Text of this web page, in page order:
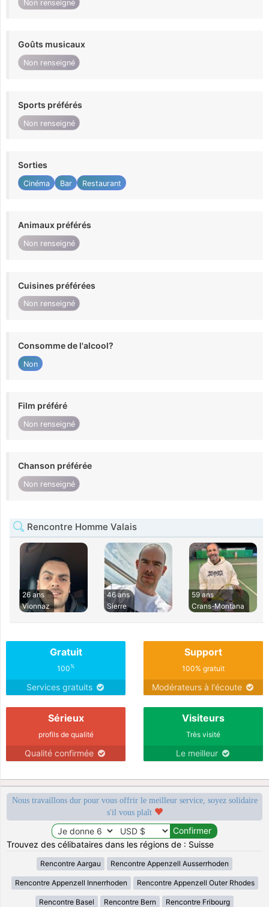
Non renseigné
Goûts musicaux
Non renseigné
Sports préférés
Non renseigné
Sorties
Cinéma Bar Restaurant
Animaux préférés
Non renseigné
Cuisines préférées
Non renseigné
Consomme de l'alcool?
Non
Film préféré
Non renseigné
Chanson préférée
Non renseigné
Rencontre Homme Valais
26 ans
Vionnaz
46 ans
Sierre
59 ans
Crans-Montana
Gratuit
100%
Services gratuits
Support
100% gratuit
Modérateurs à l'écoute
Sérieux
profils de qualité
Qualité confirmée
Visiteurs
Très visité
Le meilleur
Nous travaillons dur pour vous offrir le meilleur service, soyez solidaire
s'il vous plaît
Trouvez des célibataires dans les régions de : Suisse
Rencontre Aargau Rencontre Appenzell Ausserrhoden
Rencontre Appenzell Innerrhoden Rencontre Appenzell Outer Rhodes
Rencontre Basel Rencontre Bern Rencontre Fribourg